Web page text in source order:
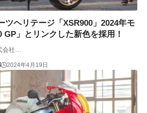
ツヘリテージ「XSR900」2024年モ
GP」とリンクした新色を採用！
会社…
2024年4月19日